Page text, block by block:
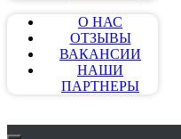
О НАС
ОТЗЫВЫ
ВАКАНСИИ
НАШИ
ПАРТНЕРЫ